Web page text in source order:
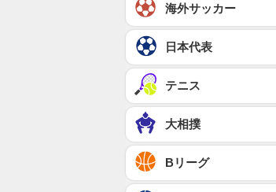
海外サッカー
日本代表
テニス
大相撲
Bリーグ